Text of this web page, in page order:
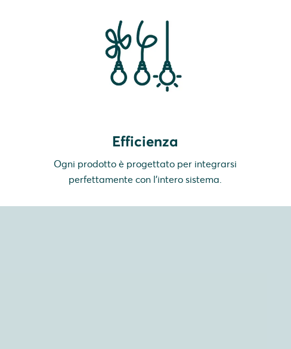
Efficienza
Ogni prodotto è progettato per integrarsi
perfettamente con l'intero sistema.